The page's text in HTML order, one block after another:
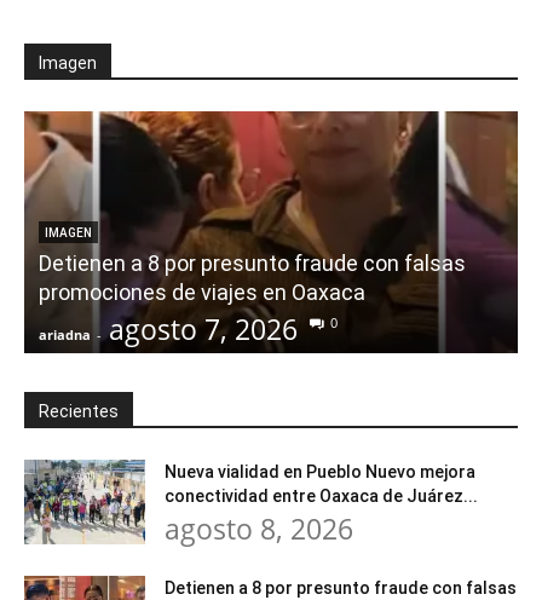
Imagen
IMAGEN
Detienen a 8 por presunto fraude con falsas
promociones de viajes en Oaxaca
ariadna - agosto 7, 2026 0
Recientes
Nueva vialidad en Pueblo Nuevo mejora
conectividad entre Oaxaca de Juárez...
agosto 8, 2026
Detienen a 8 por presunto fraude con falsas